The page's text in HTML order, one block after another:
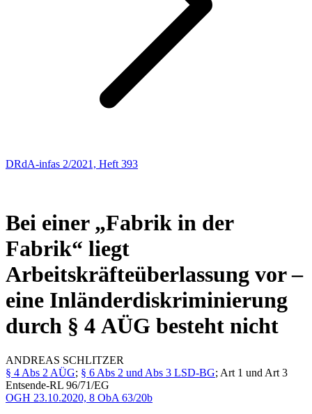
DRdA-infas 2/2021, Heft 393
Bei einer „Fabrik in der
Fabrik“ liegt
Arbeitskräfteüberlassung vor –
eine Inländerdiskriminierung
durch § 4 AÜG besteht nicht
ANDREAS SCHLITZER
§ 4 Abs 2 AÜG; § 6 Abs 2 und Abs 3 LSD-BG; Art 1 und Art 3
Entsende-RL 96/71/EG
OGH 23.10.2020, 8 ObA 63/20b